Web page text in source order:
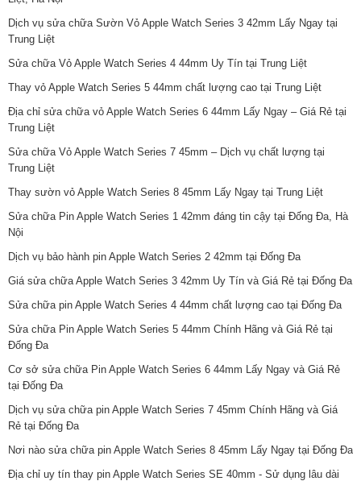
Dịch vụ sửa chữa Sườn Vỏ Apple Watch Series 3 42mm Lấy Ngay tại
Trung Liệt
Sửa chữa Vỏ Apple Watch Series 4 44mm Uy Tín tại Trung Liệt
Thay vỏ Apple Watch Series 5 44mm chất lượng cao tại Trung Liệt
Địa chỉ sửa chữa vỏ Apple Watch Series 6 44mm Lấy Ngay – Giá Rẻ tại
Trung Liệt
Sửa chữa Vỏ Apple Watch Series 7 45mm – Dịch vụ chất lượng tại
Trung Liệt
Thay sườn vỏ Apple Watch Series 8 45mm Lấy Ngay tại Trung Liệt
Sửa chữa Pin Apple Watch Series 1 42mm đáng tin cậy tại Đống Đa, Hà
Nội
Dịch vụ bảo hành pin Apple Watch Series 2 42mm tại Đống Đa
Giá sửa chữa Apple Watch Series 3 42mm Uy Tín và Giá Rẻ tại Đống Đa
Sửa chữa pin Apple Watch Series 4 44mm chất lượng cao tại Đống Đa
Sửa chữa Pin Apple Watch Series 5 44mm Chính Hãng và Giá Rẻ tại
Đống Đa
Cơ sở sửa chữa Pin Apple Watch Series 6 44mm Lấy Ngay và Giá Rẻ
tại Đống Đa
Dịch vụ sửa chữa pin Apple Watch Series 7 45mm Chính Hãng và Giá
Rẻ tại Đống Đa
Nơi nào sửa chữa pin Apple Watch Series 8 45mm Lấy Ngay tại Đống Đa
Địa chỉ uy tín thay pin Apple Watch Series SE 40mm - Sử dụng lâu dài